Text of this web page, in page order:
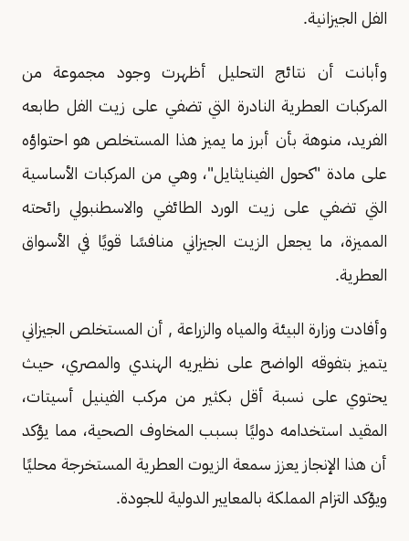
الفل الجيزانية.
وأبانت أن نتائج التحليل أظهرت وجود مجموعة من
المركبات العطرية النادرة التي تضفي على زيت الفل طابعه
الفريد، منوهة بأن أبرز ما يميز هذا المستخلص هو احتواؤه
على مادة "كحول الفينايثايل"، وهي من المركبات الأساسية
التي تضفي على زيت الورد الطائفي والاسطنبولي رائحته
المميزة، ما يجعل الزيت الجيزاني منافسًا قويًا في الأسواق
العطرية.
وأفادت وزارة البيئة والمياه والزراعة , أن المستخلص الجيزاني
يتميز بتفوقه الواضح على نظيريه الهندي والمصري، حيث
يحتوي على نسبة أقل بكثير من مركب الفينيل أسيتات،
المقيد استخدامه دوليًا بسبب المخاوف الصحية، مما يؤكد
أن هذا الإنجاز يعزز سمعة الزيوت العطرية المستخرجة محليًا
ويؤكد التزام المملكة بالمعايير الدولية للجودة.